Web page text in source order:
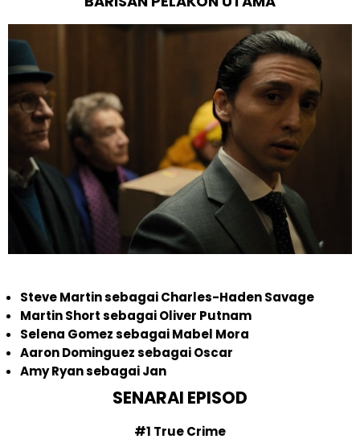
Steve Martin sebagai Charles-Haden Savage
Martin Short sebagai Oliver Putnam
Selena Gomez sebagai Mabel Mora
Aaron Dominguez sebagai Oscar
Amy Ryan sebagai Jan
SENARAI EPISOD
#1 True Crime